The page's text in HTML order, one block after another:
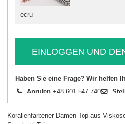
ecru
EINLOGGEN UND
Haben Sie eine Frage? Wir helfen
Anrufen +48 601 547 740
Korallenfarbener Damen-Top aus